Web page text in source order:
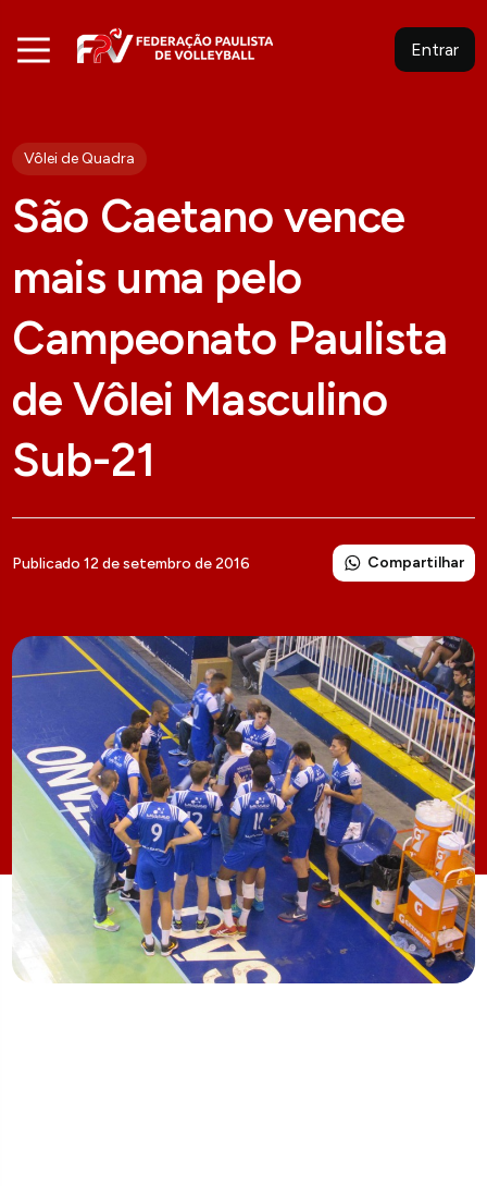
Entrar
Vôlei de Quadra
São Caetano vence
mais uma pelo
Campeonato Paulista
de Vôlei Masculino
Sub-21
Publicado 12 de setembro de 2016 Compartilhar